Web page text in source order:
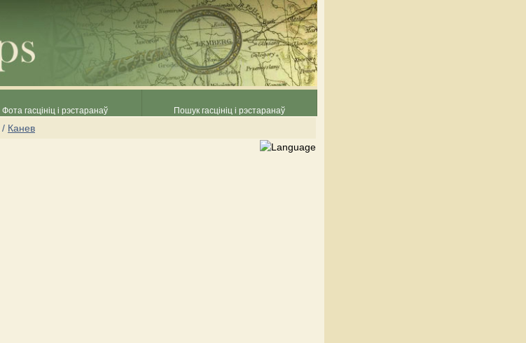
Фота гасцініц і рэстаранаў Пошук гасцініц і рэстаранаў
/ Канев